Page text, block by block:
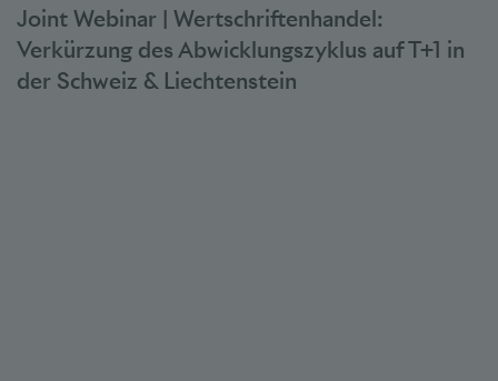
powered by Usercentrics Consent Management Platform
Joint Webinar | Wertschriftenhandel:
Verkürzung des Abwicklungszyklus auf T+1 in
der Schweiz & Liechtenstein